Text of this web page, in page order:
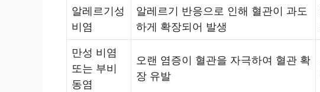
알레르기성
비염
알레르기 반응으로 인해 혈관이 과도
하게 확장되어 발생
만성 비염
또는 부비
동염
오랜 염증이 혈관을 자극하여 혈관 확
장 유발